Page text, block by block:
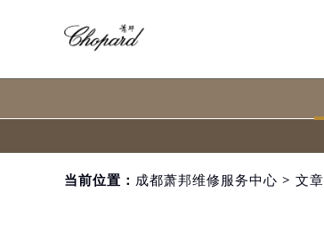
当前位置： 成都萧邦维修服务中心 > 文章